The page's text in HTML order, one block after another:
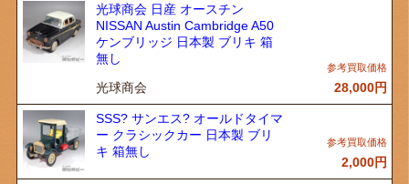
光球商会 日産 オースチン
NISSAN Austin Cambridge A50
ケンブリッジ 日本製 ブリキ 箱
無し
光球商会 28,000円
SSS? サンエス? オールドタイマ
ー クラシックカー 日本製 ブリ
キ 箱無し
2,000円